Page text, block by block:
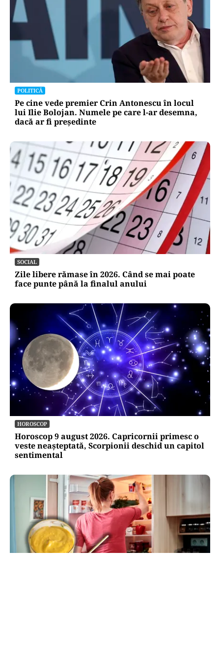
POLITICĂ
Pe cine vede premier Crin Antonescu în locul
lui Ilie Bolojan. Numele pe care l-ar desemna,
dacă ar fi președinte
SOCIAL
Zile libere rămase în 2026. Când se mai poate
face punte până la finalul anului
HOROSCOP
Horoscop 9 august 2026. Capricornii primesc o
veste neașteptată, Scorpionii deschid un capitol
sentimental